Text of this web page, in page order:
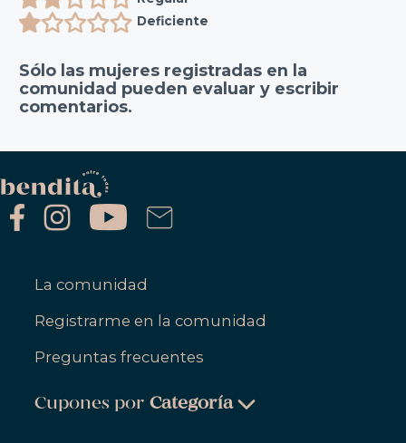
Deficiente
Sólo las mujeres registradas en la
comunidad pueden evaluar y escribir
comentarios.
La comunidad
Registrarme en la comunidad
Preguntas frecuentes
Cupones porCategoría